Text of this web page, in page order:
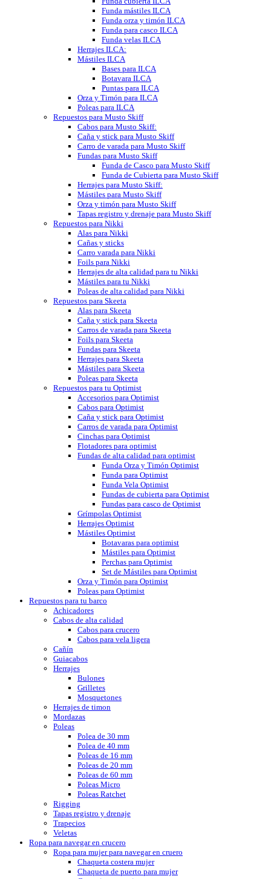
Funda mástiles ILCA
Funda orza y timón ILCA
Funda para casco ILCA
Funda velas ILCA
Herrajes ILCA:
Mástiles ILCA
Bases para ILCA
Botavara ILCA
Puntas para ILCA
Orza y Timón para ILCA
Poleas para ILCA
Repuestos para Musto Skiff
Cabos para Musto Skiff:
Caña y stick para Musto Skiff
Carro de varada para Musto Skiff
Fundas para Musto Skiff
Funda de Casco para Musto Skiff
Funda de Cubierta para Musto Skiff
Herrajes para Musto Skiff:
Mástiles para Musto Skiff
Orza y timón para Musto Skiff
Tapas registro y drenaje para Musto Skiff
Repuestos para Nikki
Alas para Nikki
Cañas y sticks
Carro varada para Nikki
Foils para Nikki
Herrajes de alta calidad para tu Nikki
Mástiles para tu Nikki
Poleas de alta calidad para Nikki
Repuestos para Skeeta
Alas para Skeeta
Caña y stick para Skeeta
Carros de varada para Skeeta
Foils para Skeeta
Fundas para Skeeta
Herrajes para Skeeta
Mástiles para Skeeta
Poleas para Skeeta
Repuestos para tu Optimist
Accesorios para Optimist
Cabos para Optimist
Caña y stick para Optimist
Carros de varada para Optimist
Cinchas para Optimist
Flotadores para optimist
Fundas de alta calidad para optimist
Funda Orza y Timón Optimist
Funda para Optimist
Funda Vela Optimist
Fundas de cubierta para Optimist
Fundas para casco de Optimist
Grímpolas Optimist
Herrajes Optimist
Mástiles Optimist
Botavaras para optimist
Mástiles para Optimist
Perchas para Optimist
Set de Mástiles para Optimist
Orza y Timón para Optimist
Poleas para Optimist
Repuestos para tu barco
Achicadores
Cabos de alta calidad
Cabos para crucero
Cabos para vela ligera
Cañín
Guiacabos
Herrajes
Bulones
Grilletes
Mosquetones
Herrajes de timon
Mordazas
Poleas
Polea de 30 mm
Polea de 40 mm
Poleas de 16 mm
Poleas de 20 mm
Poleas de 60 mm
Poleas Micro
Poleas Ratchet
Rigging
Tapas registro y drenaje
Trapecios
Veletas
Ropa para navegar en crucero
Ropa para mujer para navegar en cruero
Chaqueta costera mujer
Chaqueta de puerto para mujer